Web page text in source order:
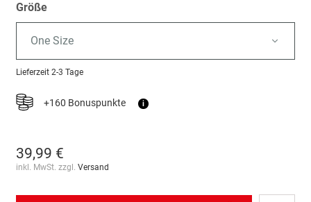
Größe
One Size
Lieferzeit 2-3 Tage
+160 Bonuspunkte i
39,99 €
inkl. MwSt. zzgl. Versand